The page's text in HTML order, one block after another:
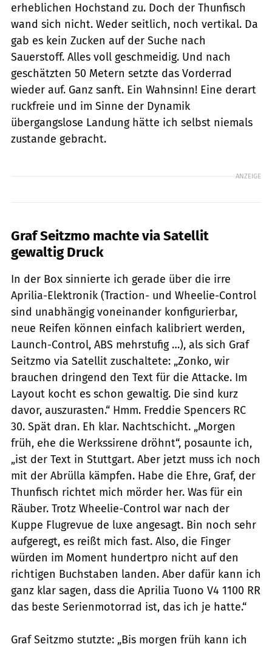
erheblichen Hochstand zu. Doch der Thunfisch
wand sich nicht. Weder seitlich, noch vertikal. Da
gab es kein Zucken auf der Suche nach
Sauerstoff. Alles voll geschmeidig. Und nach
geschätzten 50 Metern setzte das Vorderrad
wieder auf. Ganz sanft. Ein Wahnsinn! Eine derart
ruckfreie und im Sinne der Dynamik
übergangslose Landung hätte ich selbst niemals
zustande gebracht.
ANZEIGE
Graf Seitzmo machte via Satellit
gewaltig Druck
In der Box sinnierte ich gerade über die irre
Aprilia-Elektronik (Traction- und Wheelie-Control
sind unabhängig voneinander konfigurierbar,
neue Reifen können einfach kalibriert werden,
Launch-Control, ABS mehrstufig …), als sich Graf
Seitzmo via Satellit zuschaltete: „Zonko, wir
brauchen dringend den Text für die Attacke. Im
Layout kocht es schon gewaltig. Die sind kurz
davor, auszurasten.“ Hmm. Freddie Spencers RC
30. Spät dran. Eh klar. Nachtschicht. „Morgen
früh, ehe die Werkssirene dröhnt“, posaunte ich,
„ist der Text in Stuttgart. Aber jetzt muss ich noch
mit der Abrülla kämpfen. Habe die Ehre, Graf, der
Thunfisch richtet mich mörder her. Was für ein
Räuber. Trotz Wheelie-Control war nach der
Kuppe Flugrevue de luxe angesagt. Bin noch sehr
aufgeregt, es reißt mich fast. Also, die Finger
würden im Moment hundertpro nicht auf den
richtigen Buchstaben landen. Aber dafür kann ich
ganz klar sagen, dass die Aprilia Tuono V4 1100 RR
das beste Serienmotorrad ist, das ich je hatte.“
Graf Seitzmo stutzte: „Bis morgen früh kann ich